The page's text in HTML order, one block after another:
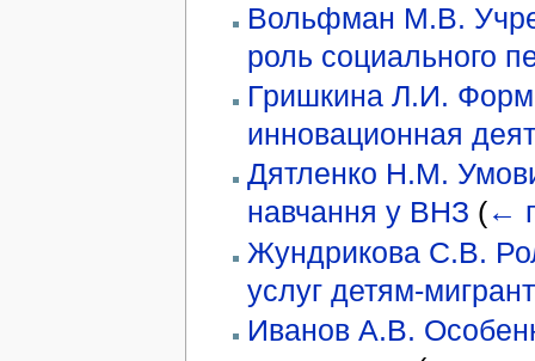
Вольфман М.В.
роль социального
Гришкина Л.И.
инновационная
Дятленко Н.М. Умови
навчання у ВНЗ (←
Жундрикова С.В.
услуг детям-
Иванов А.В.